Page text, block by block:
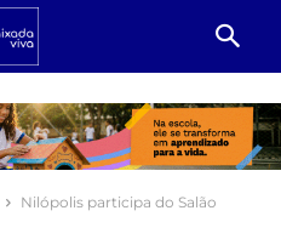
Nilópolis participa do Salão